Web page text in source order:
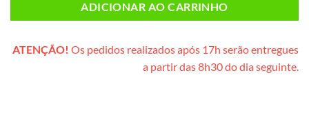
ADICIONAR AO CARRINHO
ATENÇÃO! Os pedidos realizados após 17h serão entregues
a partir das 8h30 do dia seguinte.